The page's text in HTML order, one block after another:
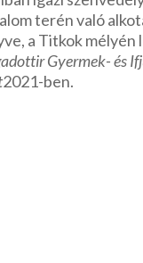
terén való
a Titkok mélyén
Gyermek- és
2021-ben.